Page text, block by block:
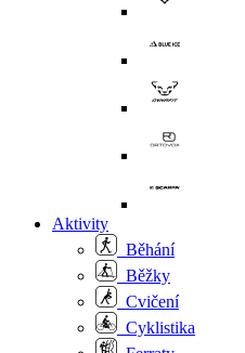
Aktivity
Běhání
Běžky
Cvičení
Cyklistika